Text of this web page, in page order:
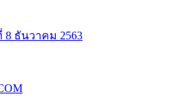
ธันวาคม 2563